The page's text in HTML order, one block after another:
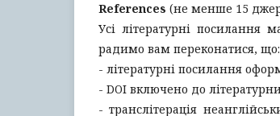
References (не менше 15
Усі літературні посилання
радимо вам переконатися, що:
- літературні посилання
- DOI включено до
- транслітерація